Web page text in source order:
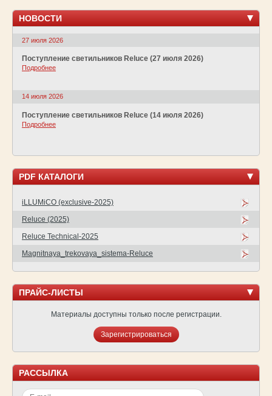
НОВОСТИ
27 июля 2026
Поступление светильников Reluce (27 июля 2026)
Подробнее
14 июля 2026
Поступление светильников Reluce (14 июля 2026)
Подробнее
PDF КАТАЛОГИ
iLLUMiCO (exclusive-2025)
Reluce (2025)
Reluce Technical-2025
Magnitnaya_trekovaya_sistema-Reluce
ПРАЙС-ЛИСТЫ
Материалы доступны только после регистрации.
Зарегистрироваться
РАССЫЛКА